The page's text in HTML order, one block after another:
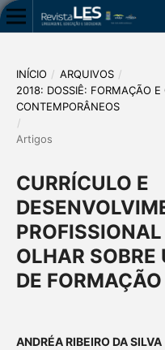
INÍCIO / ARQUIVOS /
2018: DOSSIÊ: FORMAÇÃO E
CONTEMPORÂNEOS
/
Artigos
CURRÍCULO E
OLHAR
DE
ANDRÉA RIBEIRO DA SILVA